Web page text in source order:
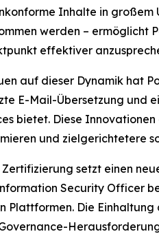
Inhalte in großem
werden – ermöglicht
effektiver
auf dieser Dynamik hat
E-Mail-Übersetzung und
bietet. Diese
und zielgerichtetere
Zertifizierung setzt einen
Security Officer
Plattformen. Die